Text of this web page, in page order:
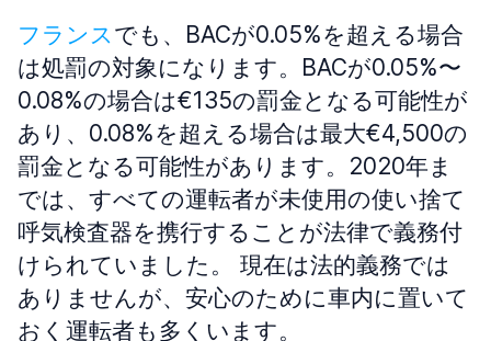
フランスでも、BACが0.05%を超える場合
は処罰の対象になります。BACが0.05%〜
0.08%の場合は€135の罰金となる可能性が
あり、0.08%を超える場合は最大€4,500の
罰金となる可能性があります。2020年ま
では、すべての運転者が未使用の使い捨て
呼気検査器を携行することが法律で義務付
けられていました。 現在は法的義務では
ありませんが、安心のために車内に置いて
おく運転者も多くいます。